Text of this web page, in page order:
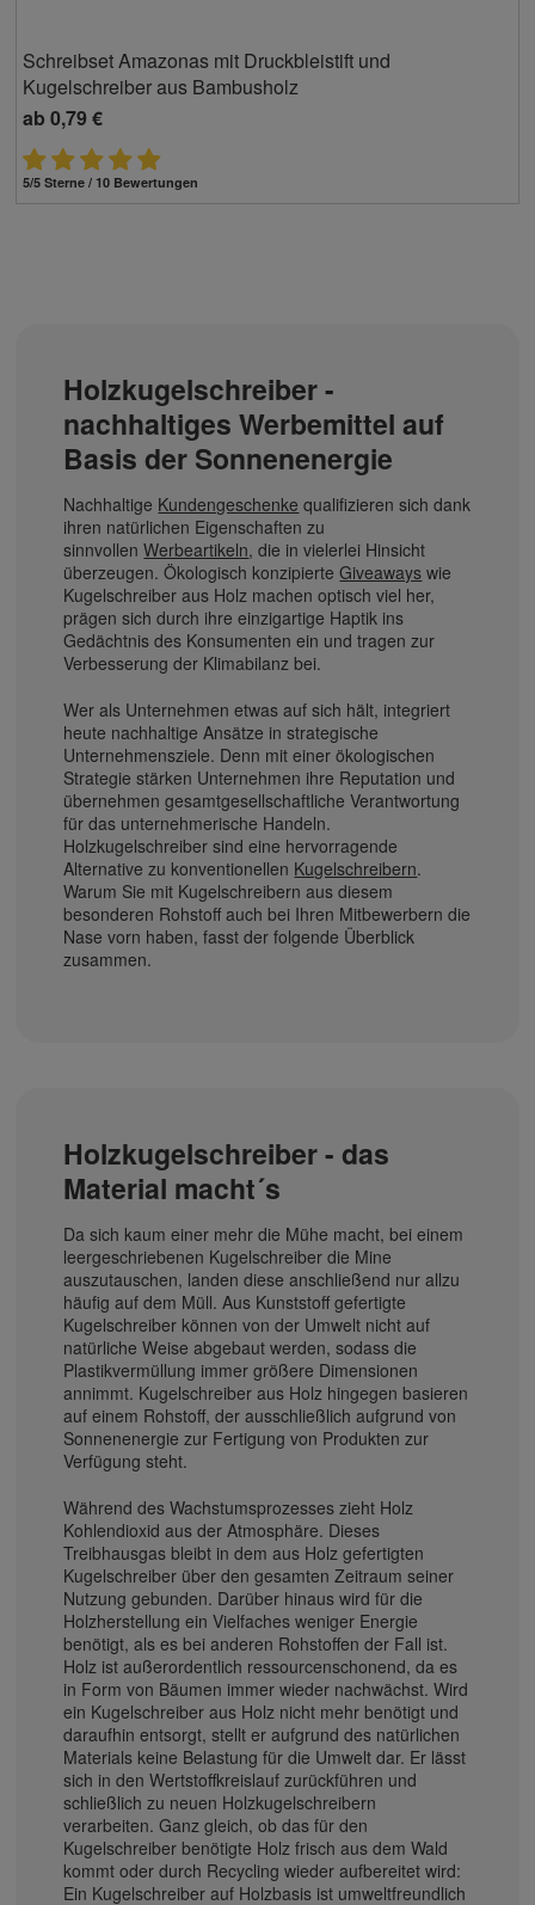
Schreibset Amazonas mit Druckbleistift und
Kugelschreiber aus Bambusholz
ab 0,79 €
5/5 Sterne / 10 Bewertungen
Holzkugelschreiber -
nachhaltiges Werbemittel auf
Basis der Sonnenenergie
Nachhaltige Kundengeschenke qualifizieren sich dank
ihren natürlichen Eigenschaften zu
sinnvollenWerbeartikeln, die in vielerlei Hinsicht
überzeugen. Ökologisch konzipierteGiveaways wie
Kugelschreiber aus Holz machen optisch viel her,
prägen sich durch ihre einzigartige Haptik ins
Gedächtnis des Konsumenten ein und tragen zur
Verbesserung der Klimabilanz bei.
Wer als Unternehmen etwas auf sich hält, integriert
heute nachhaltige Ansätze in strategische
Unternehmensziele. Denn mit einer ökologischen
Strategie stärken Unternehmen ihre Reputation und
übernehmen gesamtgesellschaftliche Verantwortung
für das unternehmerische Handeln.
Holzkugelschreiber sind eine hervorragende
Alternative zu konventionellen Kugelschreibern.
Warum Sie mit Kugelschreibern aus diesem
besonderen Rohstoff auch bei Ihren Mitbewerbern die
Nase vorn haben, fasst der folgende Überblick
zusammen.
Holzkugelschreiber - das
Material macht´s
Da sich kaum einer mehr die Mühe macht, bei einem
leergeschriebenen Kugelschreiber die Mine
auszutauschen, landen diese anschließend nur allzu
häufig auf dem Müll. Aus Kunststoff gefertigte
Kugelschreiber können von der Umwelt nicht auf
natürliche Weise abgebaut werden, sodass die
Plastikvermüllung immer größere Dimensionen
annimmt. Kugelschreiber aus Holz hingegen basieren
auf einem Rohstoff, der ausschließlich aufgrund von
Sonnenenergie zur Fertigung von Produkten zur
Verfügung steht.
Während des Wachstumsprozesses zieht Holz
Kohlendioxid aus der Atmosphäre. Dieses
Treibhausgas bleibt in dem aus Holz gefertigten
Kugelschreiber über den gesamten Zeitraum seiner
Nutzung gebunden. Darüber hinaus wird für die
Holzherstellung ein Vielfaches weniger Energie
benötigt, als es bei anderen Rohstoffen der Fall ist.
Holz ist außerordentlich ressourcenschonend, da es
in Form von Bäumen immer wieder nachwächst. Wird
ein Kugelschreiber aus Holz nicht mehr benötigt und
daraufhin entsorgt, stellt er aufgrund des natürlichen
Materials keine Belastung für die Umwelt dar. Er lässt
sich in den Wertstoffkreislauf zurückführen und
schließlich zu neuen Holzkugelschreibern
verarbeiten. Ganz gleich, ob das für den
Kugelschreiber benötigte Holz frisch aus dem Wald
kommt oder durch Recycling wieder aufbereitet wird:
Ein Kugelschreiber auf Holzbasis ist umweltfreundlich